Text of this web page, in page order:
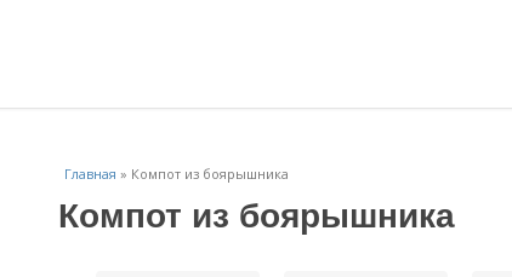
Главная » Компот из боярышника
Компот из боярышника